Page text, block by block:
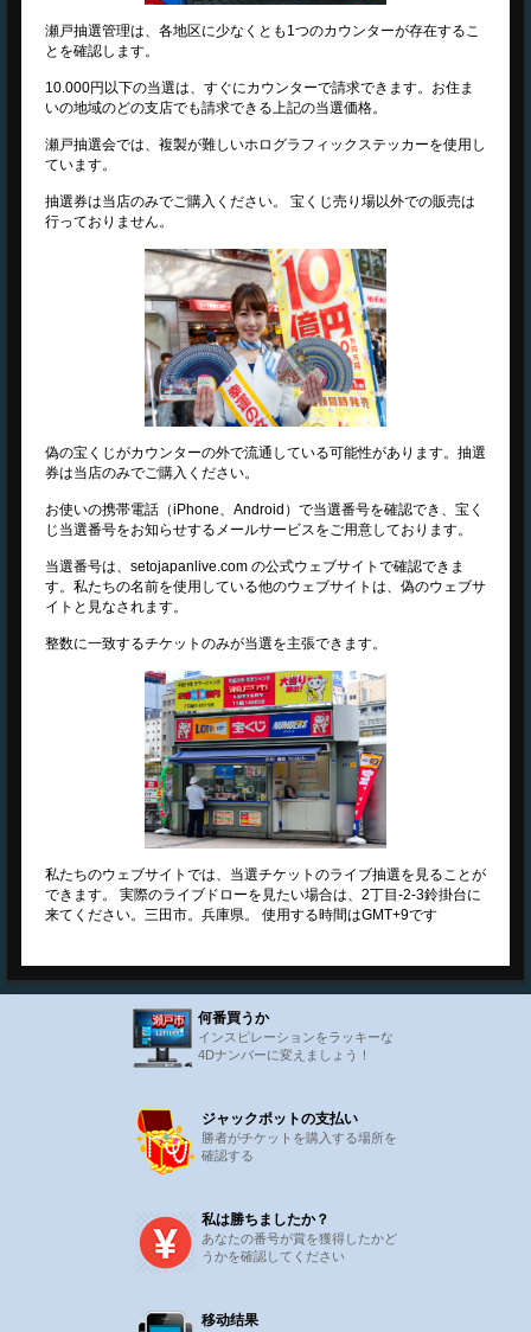
瀬戸抽選管理は、各地区に少なくとも1つのカウンターが存在するこ
とを確認します。
10.000円以下の当選は、すぐにカウンターで請求できます。お住ま
いの地域のどの支店でも請求できる上記の当選価格。
瀬戸抽選会では、複製が難しいホログラフィックステッカーを使用し
ています。
抽選券は当店のみでご購入ください。 宝くじ売り場以外での販売は
行っておりません。
偽の宝くじがカウンターの外で流通している可能性があります。抽選
券は当店のみでご購入ください。
お使いの携帯電話（iPhone、Android）で当選番号を確認でき、宝く
じ当選番号をお知らせするメールサービスをご用意しております。
当選番号は、setojapanlive.com の公式ウェブサイトで確認できま
す。私たちの名前を使用している他のウェブサイトは、偽のウェブサ
イトと見なされます。
整数に一致するチケットのみが当選を主張できます。
私たちのウェブサイトでは、当選チケットのライブ抽選を見ることが
できます。 実際のライブドローを見たい場合は、2丁目-2-3鈴掛台に
来てください。三田市。兵庫県。 使用する時間はGMT+9です
何番買うか
インスピレーションをラッキーな
4Dナンバーに変えましょう！
ジャックポットの支払い
勝者がチケットを購入する場所を
確認する
私は勝ちましたか？
あなたの番号が賞を獲得したかど
うかを確認してください
移动结果